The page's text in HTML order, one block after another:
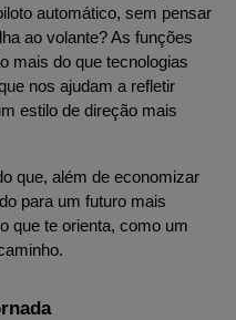
automático, sem pensar
mais do que tecnologias
nos ajudam a refletir
estilo de direção mais
que, além de economizar
para um futuro mais
que te orienta, como um